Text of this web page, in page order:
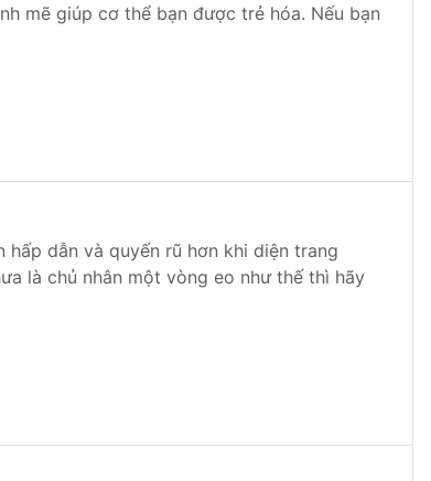
mẽ giúp cơ thể bạn được trẻ hóa. Nếu bạn
dẫn và quyến rũ hơn khi diện trang
là chủ nhân một vòng eo như thế thì hãy